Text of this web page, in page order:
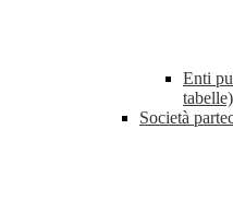
Enti
tabelle)
Società